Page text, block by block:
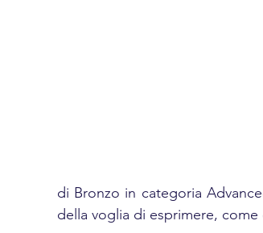
di Bronzo in categoria
della voglia di esprimere,